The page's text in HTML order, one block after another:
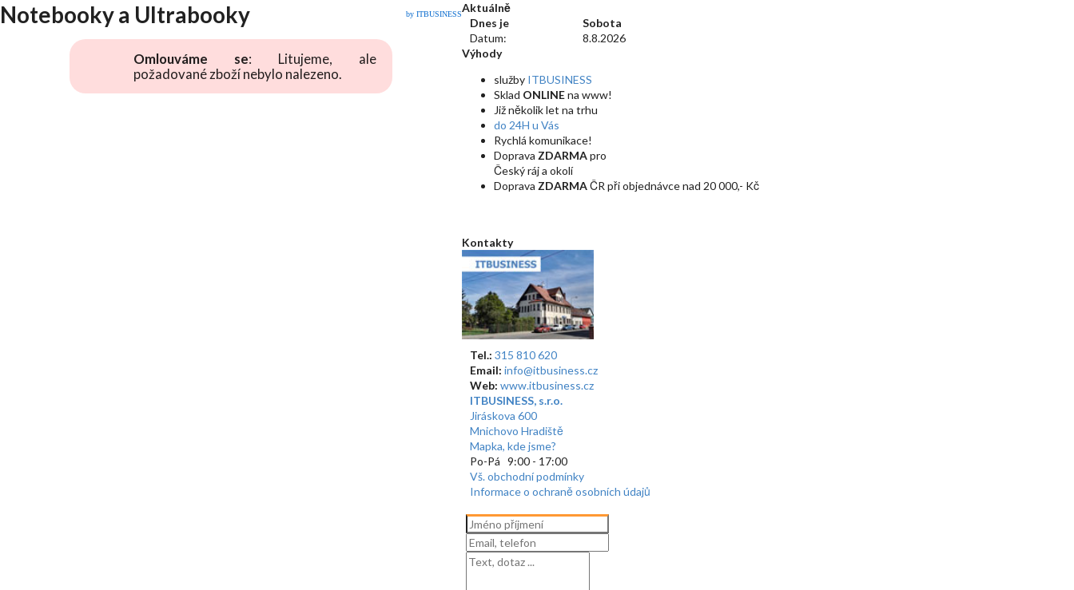
Notebooky a Ultrabooky by ITBUSINESS
Omlouváme se: Litujeme, ale
požadované zboží nebylo nalezeno.
Aktuálně
Dnes je
Sobota
Datum:
8.8.2026
Výhody
služby ITBUSINESS
Sklad ONLINEna www!
Již několik let na trhu
do 24H u Vás
Rychlá komunikace!
Doprava ZDARMApro
Český ráj a okolí
Doprava ZDARMAČR při objednávce nad 20 000,- Kč
Kontakty
Tel.: 315 810 620
Email: info@itbusiness.cz
Web: www.itbusiness.cz
ITBUSINESS, s.r.o.
Jiráskova 600
Mnichovo Hradiště
Mapka, kde jsme?
Po-Pá 9:00 - 17:00
Vš. obchodní podmínky
Informace o ochraně osobních údajů